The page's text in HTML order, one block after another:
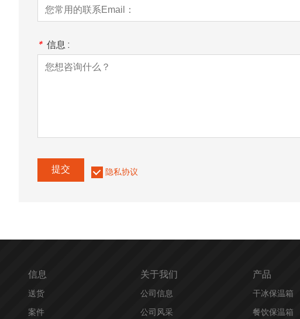
* 信息 :
提交 隐私协议
信息
送货
案件
关于我们
公司信息
公司风采
产品
干冰保温箱
餐饮保温箱